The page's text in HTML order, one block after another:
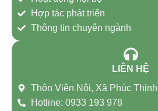
Hợp tác phát triển
Thông tin chuyên ngành
LIÊN HỆ
Thôn Viên Nội, Xã Phúc
Hotline: 0933 193 978